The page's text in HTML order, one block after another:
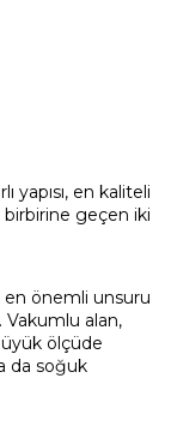
en kaliteli
birbirine geçen iki
en önemli unsuru
Vakumlu alan,
ölçüde
da soğuk